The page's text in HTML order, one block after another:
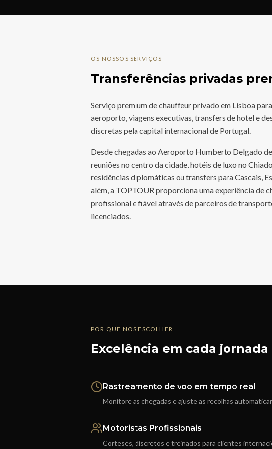
OS NOSSOS SERVIÇOS
Transferências privadas
Serviço premium de chauffeur privado em Lisboa
aeroporto, viagens executivas, transfers de hotel e
discretas pela capital internacional de Portugal.
Desde chegadas ao Aeroporto Humberto Delgado
reuniões no centro da cidade, hotéis de luxo no
residências diplomáticas ou transfers para Cascais,
além, a TOPTOUR proporciona uma experiência de
profissional e fiável através de parceiros de
licenciados.
POR QUE NOS ESCOLHER
Excelência em cada jornada
Rastreamento de voo em tempo real
Monitore as chegadas e ajuste as recolhas
Motoristas Profissionais
Corteses, discretos e treinados para clientes